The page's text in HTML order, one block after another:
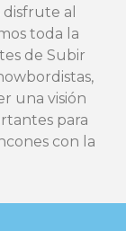
al
toda la
de Subir
una visión
para
con la